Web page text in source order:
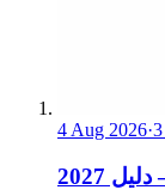
4 Aug 2026·
2027